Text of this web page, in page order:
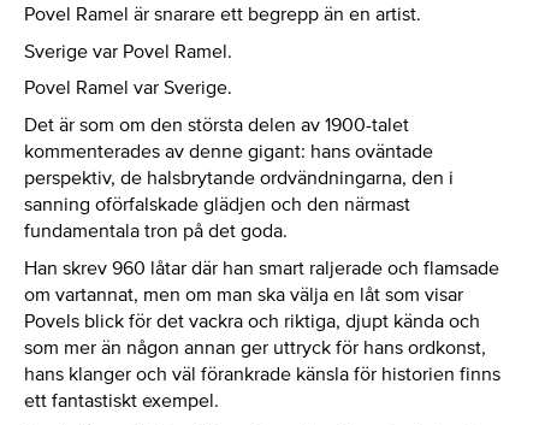
Povel Ramel är snarare ett begrepp än en artist.
Sverige var Povel Ramel.
Povel Ramel var Sverige.
Det är som om den största delen av 1900-talet
kommenterades av denne gigant: hans oväntade
perspektiv, de halsbrytande ordvändningarna, den i
sanning oförfalskade glädjen och den närmast
fundamentala tron på det goda.
Han skrev 960 låtar där han smart raljerade och flamsade
om vartannat, men om man ska välja en låt som visar
Povels blick för det vackra och riktiga, djupt kända och
som mer än någon annan ger uttryck för hans ordkonst,
hans klanger och väl förankrade känsla för historien finns
ett fantastiskt exempel.